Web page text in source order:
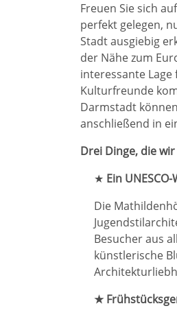
Freuen Sie sich
perfekt gelegen,
Stadt ausgiebig
der Nähe zum
interessante
Kulturfreunde
Darmstadt
anschließend in
Drei Dinge, die
★ Ein
Die
Besucher aus
künstlerische
★